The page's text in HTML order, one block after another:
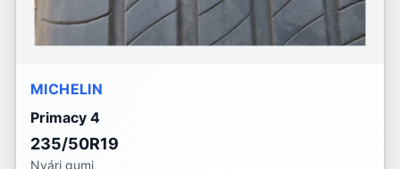
MICHELIN
Primacy 4
235/50R19
Nyári gumi